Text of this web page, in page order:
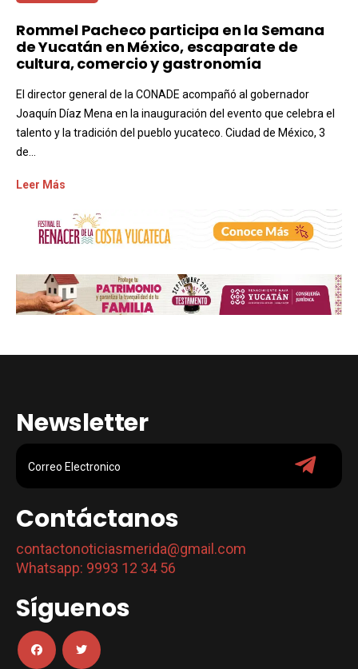
Rommel Pacheco participa en la Semana
de Yucatán en México, escaparate de
cultura, comercio y gastronomía
El director general de la CONADE acompañó al gobernador
Joaquín Díaz Mena en la inauguración del evento que celebra el
talento y la tradición del pueblo yucateco. Ciudad de México, 3
de...
Leer Más
Newsletter
Contáctanos
contactonoticiasmerida@gmail.com
Whatsapp: 9993 12 34 56
Síguenos